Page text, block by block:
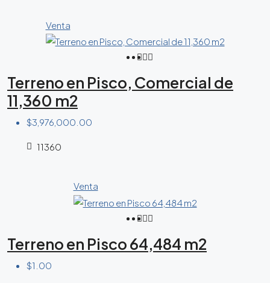
Venta
Terreno en Pisco, Comercial de
11,360 m2
$3,976,000.00
11360
Venta
Terreno en Pisco 64,484 m2
$1.00